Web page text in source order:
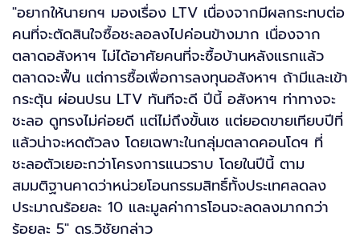
"อยากให้นายกฯ มองเรื่อง LTV เนื่องจากมีผลกระทบต่อ
คนที่จะตัดสินใจซื้อชะลอลงไปค่อนข้างมาก เนื่องจาก
ตลาดอสังหาฯ ไม่ได้อาศัยคนที่จะซื้อบ้านหลังแรกแล้ว
ตลาดจะฟื้น แต่การซื้อเพื่อการลงทุนอสังหาฯ ถ้ามีและเข้า
กระตุ้น ผ่อนปรน LTV ทันทีจะดี ปีนี้ อสังหาฯ ท่าทางจะ
ชะลอ ดูทรงไม่ค่อยดี แต่ไม่ถึงขั้นเซ แต่ยอดขายเทียบปีที่
แล้วน่าจะหดตัวลง โดยเฉพาะในกลุ่มตลาดคอนโดฯ ที่
ชะลอตัวเยอะกว่าโครงการแนวราบ โดยในปีนี้ ตาม
สมมติฐานคาดว่าหน่วยโอนกรรมสิทธิ์ทั้งประเทศลดลง
ประมาณร้อยละ 10 และมูลค่าการโอนจะลดลงมากกว่า
ร้อยละ 5" ดร.วิชัยกล่าว